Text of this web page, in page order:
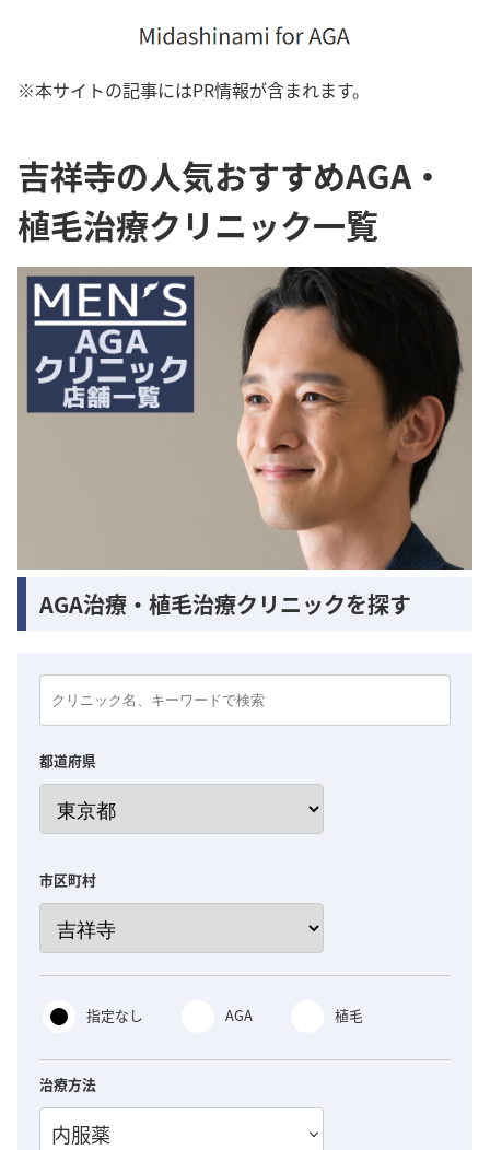
※本サイトの記事にはPR情報が含まれます。
吉祥寺の人気おすすめAGA・
植毛治療クリニック一覧
AGA治療・植毛治療クリニックを探す
都道府県
市区町村
指定なし AGA 植毛
治療方法
内服薬